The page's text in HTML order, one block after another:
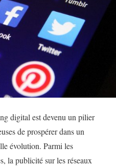
digital est devenu un pilier
de prospérer dans un
évolution. Parmi les
la publicité sur les réseaux